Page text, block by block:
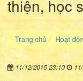
thiện, học
Trang chủ Hoạt
11/12/2015 23:10